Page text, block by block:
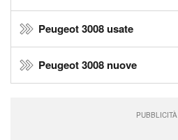
Peugeot 3008 usate
Peugeot 3008 nuove
PUBBLICITÀ